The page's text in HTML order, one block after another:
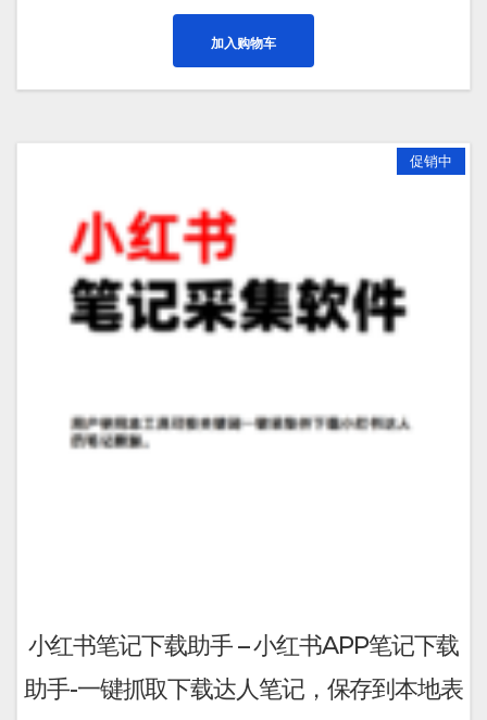
¥699.00。
为：
¥599.00。
加入购物车
促销中
小红书笔记下载助手 – 小红书APP笔记下载
助手-一键抓取下载达人笔记，保存到本地表